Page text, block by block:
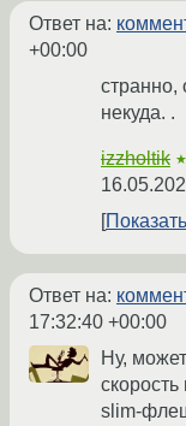
Ответ на:
+00:00
странно,
некуда. .
izzholtik
Ответ на:
17:32:40 +00:00
Ну,
slim-